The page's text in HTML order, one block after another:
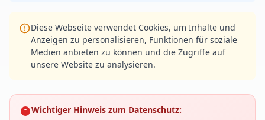
Diese Webseite verwendet Cookies, um Inhalte und
Anzeigen zu personalisieren, Funktionen für soziale
Medien anbieten zu können und die Zugriffe auf
unsere Website zu analysieren.
Wichtiger Hinweis zum Datenschutz: